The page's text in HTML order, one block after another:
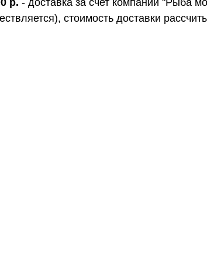
р. - доставка за счет компании "Рыба
стоимость доставки